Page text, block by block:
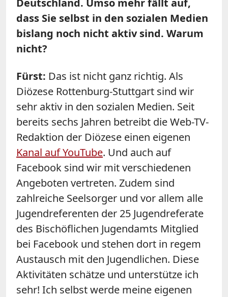
dass Sie selbst in den sozialen Medien
bislang noch nicht aktiv sind. Warum
nicht?
Fürst: Das ist nicht ganz richtig. Als
Diözese Rottenburg-Stuttgart sind wir
sehr aktiv in den sozialen Medien. Seit
bereits sechs Jahren betreibt die Web-TV-
Redaktion der Diözese einen eigenen
Kanal auf YouTube. Und auch auf
Facebook sind wir mit verschiedenen
Angeboten vertreten. Zudem sind
zahlreiche Seelsorger und vor allem alle
Jugendreferenten der 25 Jugendreferate
des Bischöflichen Jugendamts Mitglied
bei Facebook und stehen dort in regem
Austausch mit den Jugendlichen. Diese
Aktivitäten schätze und unterstütze ich
sehr! Ich selbst werde meine eigenen